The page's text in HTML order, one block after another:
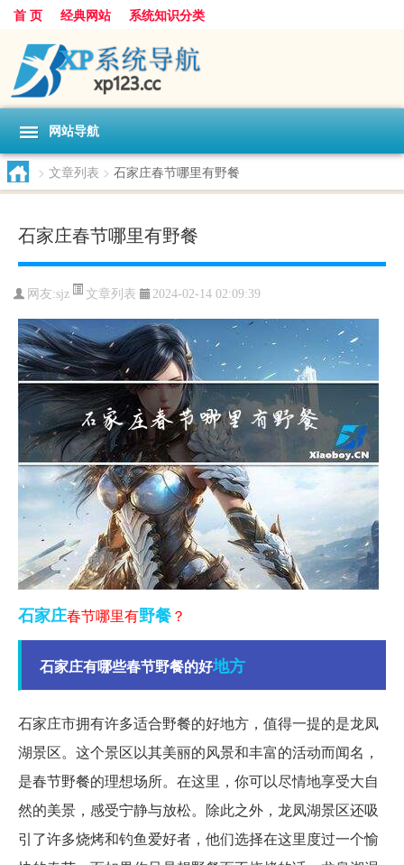
首 页 经典网站 系统知识分类
网站导航
> 文章列表 > 石家庄春节哪里有野餐
石家庄春节哪里有野餐
网友:sjz 文章列表 2024-02-14 02:09:39
石家庄春节哪里有野餐？
石家庄有哪些春节野餐的好地方
石家庄市拥有许多适合野餐的好地方，值得一提的是龙凤
湖景区。这个景区以其美丽的风景和丰富的活动而闻名，
是春节野餐的理想场所。在这里，你可以尽情地享受大自
然的美景，感受宁静与放松。除此之外，龙凤湖景区还吸
引了许多烧烤和钓鱼爱好者，他们选择在这里度过一个愉